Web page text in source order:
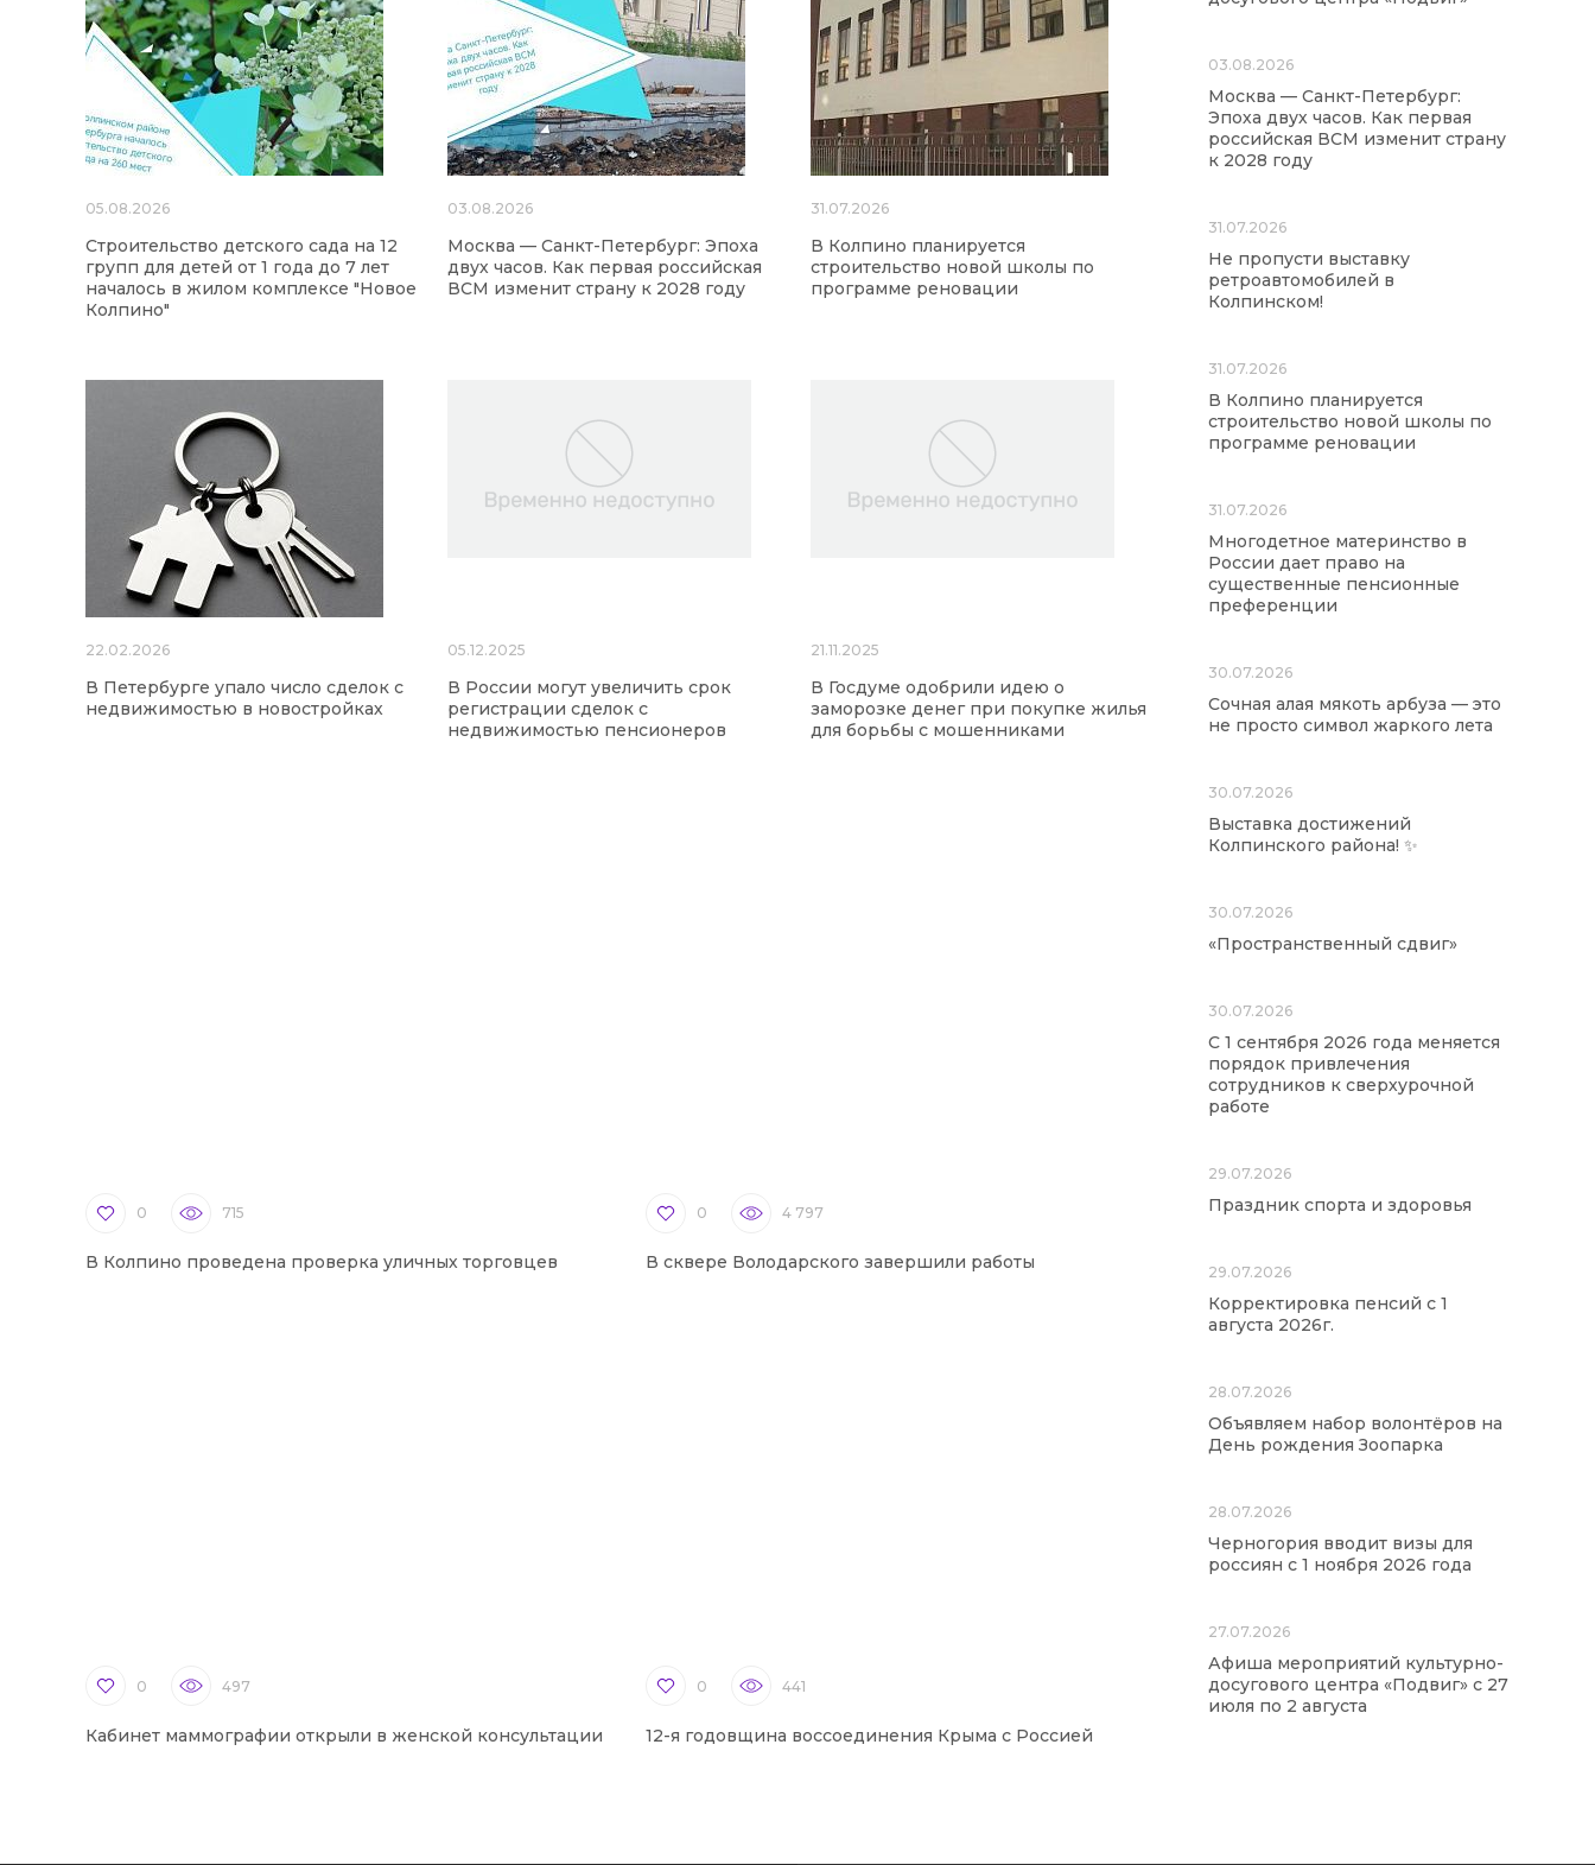
05.08.2026
Строительство детского сада на 12
групп для детей от 1 года до 7 лет
началось в жилом комплексе "Новое
Колпино"
03.08.2026
Москва — Санкт-Петербург: Эпоха
двух часов. Как первая российская
ВСМ изменит страну к 2028 году
31.07.2026
В Колпино планируется
строительство новой школы по
программе реновации
22.02.2026
В Петербурге упало число сделок с
недвижимостью в новостройках
05.12.2025
В России могут увеличить срок
регистрации сделок с
недвижимостью пенсионеров
21.11.2025
В Госдуме одобрили идею о
заморозке денег при покупке жилья
для борьбы с мошенниками
0 715
В Колпино проведена проверка уличных торговцев
0 4 797
В сквере Володарского завершили работы
0 497
Кабинет маммографии открыли в женской консультации
0 441
12-я годовщина воссоединения Крыма с Россией
03.08.2026
Москва — Санкт-Петербург:
Эпоха двух часов. Как первая
российская ВСМ изменит страну
к 2028 году
31.07.2026
Не пропусти выставку
ретроавтомобилей в
Колпинском!
31.07.2026
В Колпино планируется
строительство новой школы по
программе реновации
31.07.2026
Многодетное материнство в
России дает право на
существенные пенсионные
преференции
30.07.2026
Сочная алая мякоть арбуза — это
не просто символ жаркого лета
30.07.2026
Выставка достижений
Колпинского района! ✨
30.07.2026
«Пространственный сдвиг»
30.07.2026
С 1 сентября 2026 года меняется
порядок привлечения
сотрудников к сверхурочной
работе
29.07.2026
Праздник спорта и здоровья
29.07.2026
Корректировка пенсий с 1
августа 2026г.
28.07.2026
Объявляем набор волонтёров на
День рождения Зоопарка
28.07.2026
Черногория вводит визы для
россиян с 1 ноября 2026 года
27.07.2026
Афиша мероприятий культурно-
досугового центра «Подвиг» с 27
июля по 2 августа